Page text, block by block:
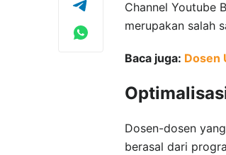
Channel Youtube
merupakan salah
Baca juga: Dosen
Dosen-dosen
berasal dari